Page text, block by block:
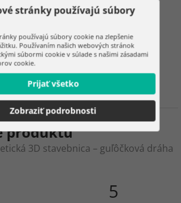
jedného magnetu môže spôsobiť
okamžite vyhľadajte lekársku pomoc
apod dohľadom dospelej osoby
výrobok
produktu
3D stavebnica – guľôčková dráha
5
stránky používajú súbory
používajú súbory cookie na zlepšenie
Používaním našich webových stránok
súbormi cookie v súlade s našimi zásadami
cookie.
Prijať všetko
Zobraziť podrobnosti